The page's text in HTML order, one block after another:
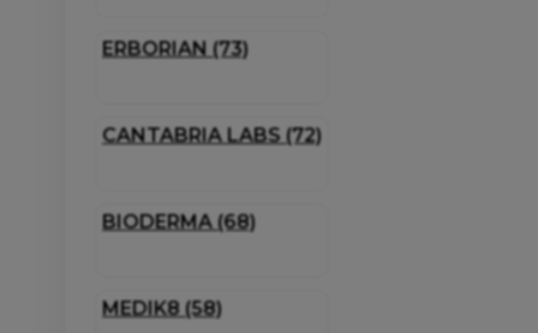
ERBORIAN (73)
CANTABRIA LABS (72)
BIODERMA (68)
MEDIK8 (58)